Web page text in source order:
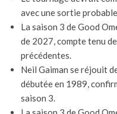
avec une sortie
La saison 3 de Good
de 2027, compte tenu
précédentes.
Neil Gaiman se réjouit
débutée en 1989,
saison 3.